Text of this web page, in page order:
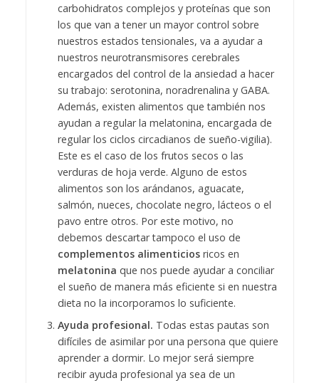
carbohidratos complejos y proteínas que son
los que van a tener un mayor control sobre
nuestros estados tensionales, va a ayudar a
nuestros neurotransmisores cerebrales
encargados del control de la ansiedad a hacer
su trabajo: serotonina, noradrenalina y GABA.
Además, existen alimentos que también nos
ayudan a regular la melatonina, encargada de
regular los ciclos circadianos de sueño-vigilia).
Este es el caso de los frutos secos o las
verduras de hoja verde. Alguno de estos
alimentos son los arándanos, aguacate,
salmón, nueces, chocolate negro, lácteos o el
pavo entre otros. Por este motivo, no
debemos descartar tampoco el uso de
complementos alimenticios ricos en
melatonina que nos puede ayudar a conciliar
el sueño de manera más eficiente si en nuestra
dieta no la incorporamos lo suficiente.
Ayuda profesional. Todas estas pautas son
difíciles de asimilar por una persona que quiere
aprender a dormir. Lo mejor será siempre
recibir ayuda profesional ya sea de un